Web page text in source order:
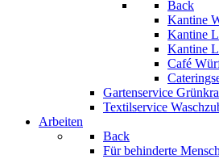
Back
Kantine
Kantine
Kantine
Café
Gartenservice
Textilservice
Arbeiten
Back
Für behinderte